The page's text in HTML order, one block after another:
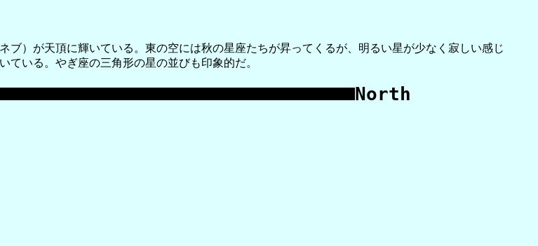
）が天頂に輝いている。東の空には秋の星座たちが昇ってくるが、明るい星が少なく寂しい感じ
いる。やぎ座の三角形の星の並びも印象的だ。
North